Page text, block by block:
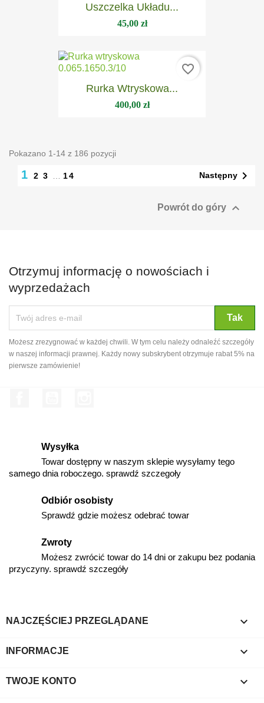
Uszczelka Układu...
45,00 zł
Rurka Wtryskowa...
400,00 zł
favorite_border
Pokazano 1-14 z 186 pozycji
1 2 3 … 14 Następny 
Powrót do góry 
Otrzymuj informację o nowościach i
wyprzedażach
Możesz zrezygnować w każdej chwili. W tym celu należy odnaleźć szczegóły
w naszej informacji prawnej. Każdy nowy subskrybent otrzymuje rabat 5% na
pierwsze zamówienie!
Wysyłka
Towar dostępny w naszym sklepie wysyłamy tego
samego dnia roboczego. sprawdź szczegoły
Odbiór osobisty
Sprawdź gdzie możesz odebrać towar
Zwroty
Możesz zwrócić towar do 14 dni or zakupu bez podania
przyczyny. sprawdź szczegóły
NAJCZĘŚCIEJ PRZEGLĄDANE 
INFORMACJE 
TWOJE KONTO 